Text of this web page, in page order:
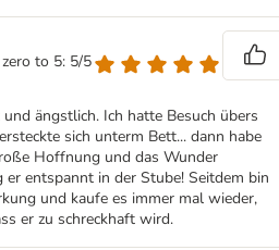
to 5: 5/5
ängstlich. Ich hatte Besuch übers
sich unterm Bett... dann habe
Hoffnung und das Wunder
entspannt in der Stube! Seitdem bin
und kaufe es immer mal wieder,
er zu schreckhaft wird.